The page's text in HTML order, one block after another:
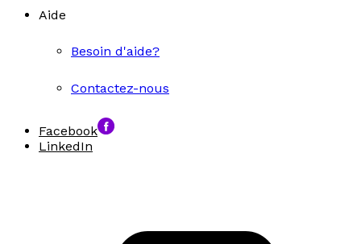
Aide
Besoin d'aide?
Contactez-nous
Facebook
LinkedIn